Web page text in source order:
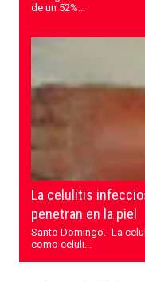
de un 52%...
La celulitis
penetran en la piel
Santo Domingo.- La
como celuli...